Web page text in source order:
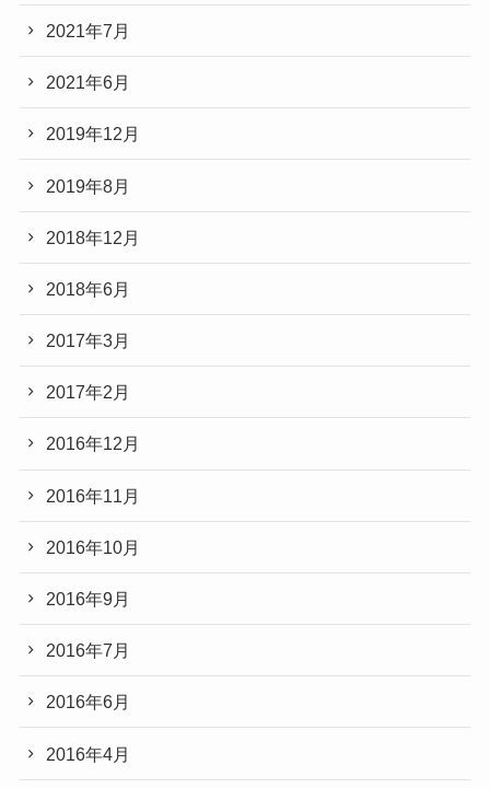
2021年7月
2021年6月
2019年12月
2019年8月
2018年12月
2018年6月
2017年3月
2017年2月
2016年12月
2016年11月
2016年10月
2016年9月
2016年7月
2016年6月
2016年4月